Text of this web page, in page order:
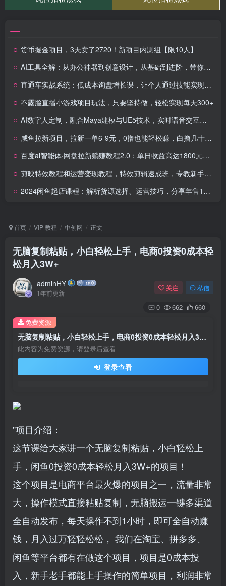
货币掘金项目，3天卖了2720！新项目内测组【限10人】
AI工具全解：从办公神器到创意设计，从基础到进阶，带你玩转AI工具
直通车实战系统：低成本询盘增长课，让个人通过技能实现升职加薪，让企业低成本获客，订单源源不断
不露脸直播小游戏项目玩法，只要坚持做，轻松实现每天300+
AI数字人定制，融合Maya建模与UE5技术，实时语音交互，打造个性化虚拟角色
咸鱼拉新项目，拉新一单6-9元，0撸也能轻松赚，白撸几十几百！
百度ai智能体·网盘拉新躺赚教程2.0：单日收益高达1800元，30收入15w+
剪映特效教程和运营变现教程，特效剪辑速成班，专教新手小白
2024闲鱼起店课程：解析货源选择、运营技巧，分享年售10W+经验
首页 VIP 教程 中创网 正文
无脑复制粘贴，小白轻松上手，电商0投资0成本轻
松月入3W+
adminHY
1年前更新
关注 私信
0 662 660
无脑复制粘贴，小白轻松上手，电商0投资0成本轻松月入3W+
此内容为免费资源，请登录后查看
登录查看
免费资源
"项目介绍：
这节课给大家讲一个无脑复制粘贴，小白轻松上
手，闲鱼0投资0成本轻松月入3W+的项目！
这个项目是电商平台最火爆的项目之一，流量非常
大，操作模式直接粘贴复制，无脑搬运一键多渠道
全自动发布，每天操作不到1小时，即可全自动赚
钱，月入过万轻轻松松， 我们在淘宝、拼多多、
闲鱼等平台都有在做这个项目，项目是0成本投
入，新手老手都能上手操作的简单项目，利润非常